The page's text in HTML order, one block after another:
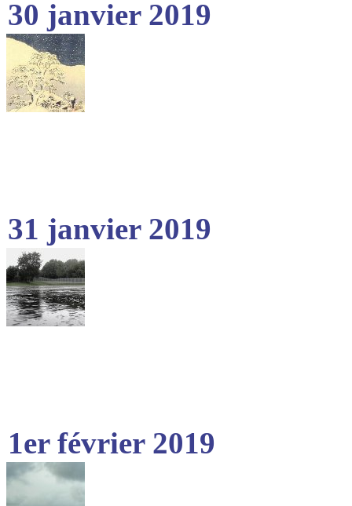
30 janvier 2019
31 janvier 2019
1er février 2019